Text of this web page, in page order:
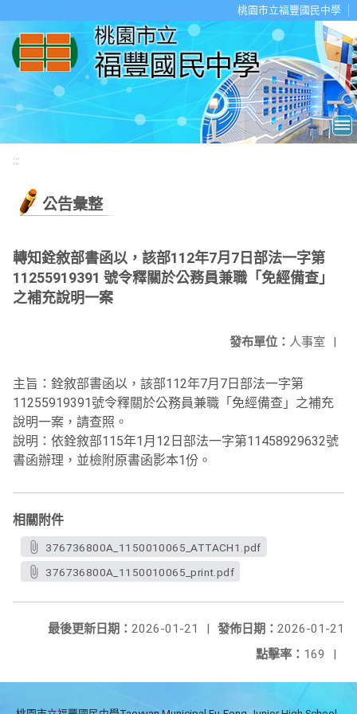
桃園市立福豐國民中學
:::
公告彙整
轉知銓敘部書函以，該部112年7月7日部法一字第
11255919391 號令釋關於公務員兼職「免經備查」
之補充說明一案
發布單位： 人事室 |
主旨：銓敘部書函以，該部112年7月7日部法一字第
11255919391號令釋關於公務員兼職「免經備查」之補充
說明一案，請查照。
說明：依銓敘部115年1月12日部法一字第11458929632號
書函辦理，並檢附原書函影本1份。
相關附件
376736800A_1150010065_ATTACH1.pdf
376736800A_1150010065_print.pdf
發佈日期： 2026-01-21
最後更新日期： 2026-01-21
|
點擊率： 169 |